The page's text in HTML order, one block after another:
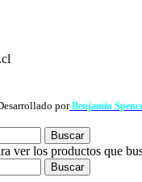
porBenjamín
Buscar
ver los productos que
Buscar